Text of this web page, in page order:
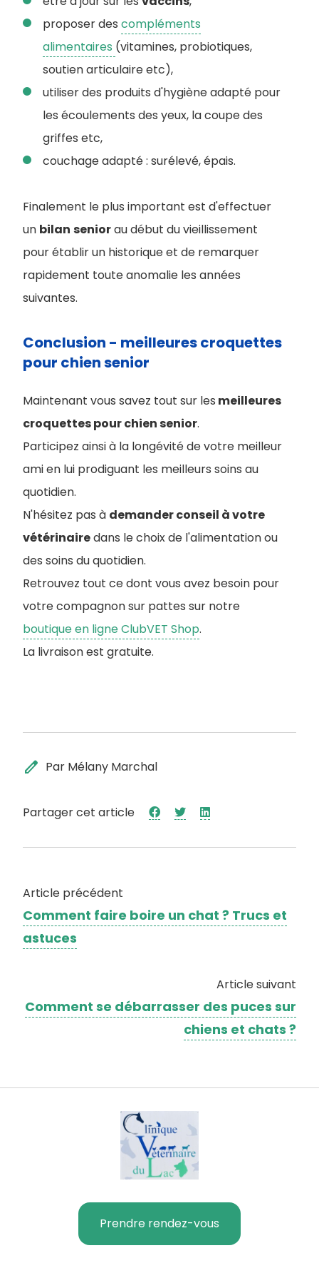
proposer des compléments
alimentaires (vitamines, probiotiques,
soutien articulaire etc),
utiliser des produits d'hygiène adapté pour
les écoulements des yeux, la coupe des
griffes etc,
couchage adapté : surélevé, épais.
Finalement le plus important est d'effectuer
un bilan seniorau début du vieillissement
pour établir un historique et de remarquer
rapidement toute anomalie les années
suivantes.
Conclusion - meilleures croquettes
pour chien senior
Maintenant vous savez tout sur les meilleures
croquettes pour chien senior.
Participez ainsi à la longévité de votre meilleur
ami en lui prodiguant les meilleurs soins au
quotidien.
N'hésitez pas à demander conseil à votre
vétérinairedans le choix de l'alimentation ou
des soins du quotidien.
Retrouvez tout ce dont vous avez besoin pour
votre compagnon sur pattes sur notre
boutique en ligne ClubVET Shop.
La livraison est gratuite.
edit Par Mélany Marchal
Partager cet article
Article précédent
Comment faire boire un chat ? Trucs et
astuces
Article suivant
Comment se débarrasser des puces sur
chiens et chats ?
Prendre rendez-vous